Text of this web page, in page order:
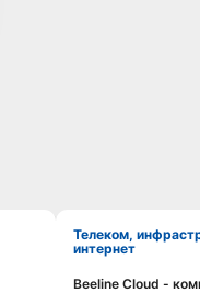
Телеком, инфраструктура, связь,
интернет
Beeline Cloud -